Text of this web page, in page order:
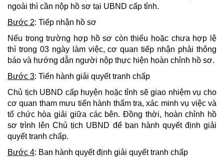
ngoài thì cần nộp hồ sơ tại UBND cấp tỉnh.
Bước 2: Tiếp nhận hồ sơ
Nếu trong trường hợp hồ sơ còn thiếu hoặc chưa hợp lệ
thì trong 03 ngày làm việc, cơ quan tiếp nhận phải thông
báo và hướng dẫn người nộp thực hiện hoàn chỉnh hồ sơ.
Bước 3: Tiến hành giải quyết tranh chấp
Chủ tịch UBND cấp huyện hoặc tỉnh sẽ giao nhiệm vụ cho
cơ quan tham mưu tiến hành thẩm tra, xác minh vụ việc và
tổ chức hòa giải giữa các bên. Đồng thời, hoàn chỉnh hồ
sơ trình lên Chủ tịch UBND để ban hành quyết định giải
quyết tranh chấp.
Bước 4: Ban hành quyết định giải quyết tranh chấp